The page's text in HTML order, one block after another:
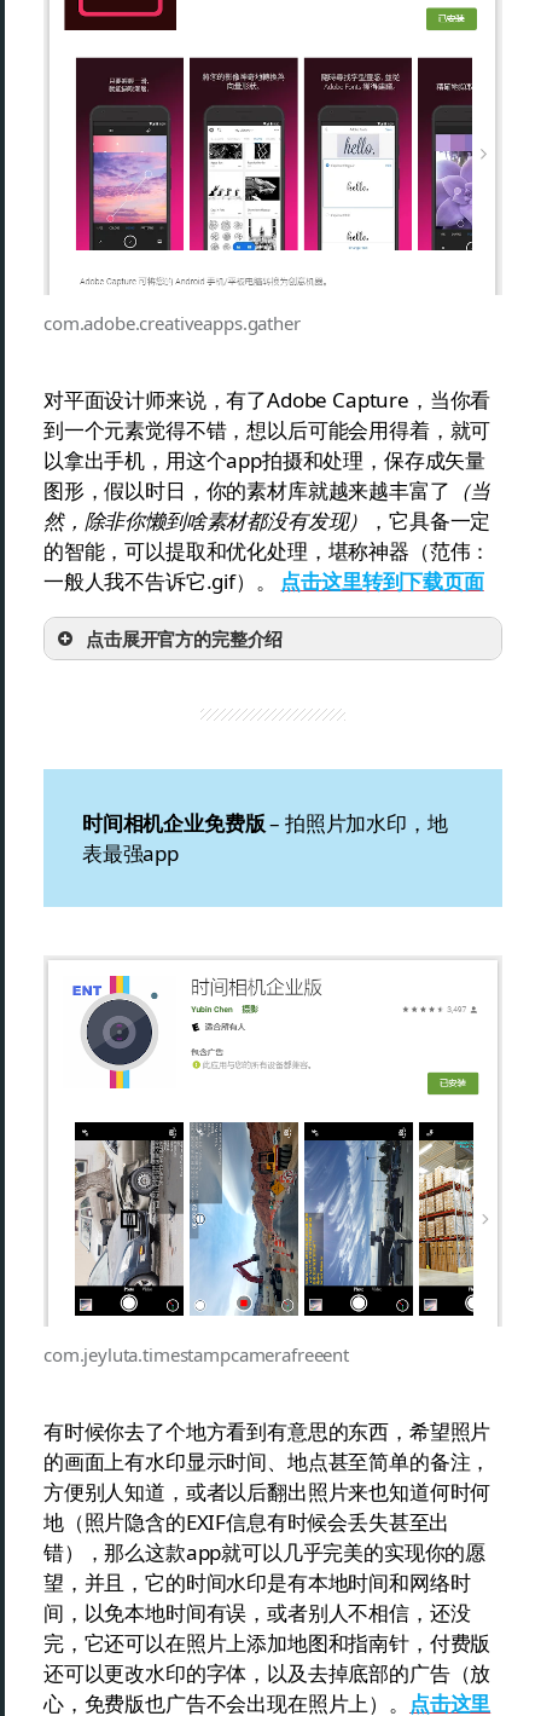
com.adobe.creativeapps.gather
对平面设计师来说，有了Adobe Capture，当你看
到一个元素觉得不错，想以后可能会用得着，就可
以拿出手机，用这个app拍摄和处理，保存成矢量
图形，假以时日，你的素材库就越来越丰富了 （当
然，除非你懒到啥素材都没有发现）
，它具备一定
的智能，可以提取和优化处理，堪称神器（范伟：
一般人我不告诉它.gif）。 点击这里转到下载页面
点击展开官方的完整介绍
时间相机企业免费版– 拍照片加水印，地
表最强app
com.jeyluta.timestampcamerafreeent
有时候你去了个地方看到有意思的东西，希望照片
的画面上有水印显示时间、地点甚至简单的备注，
方便别人知道，或者以后翻出照片来也知道何时何
地（照片隐含的EXIF信息有时候会丢失甚至出
错），那么这款app就可以几乎完美的实现你的愿
望，并且，它的时间水印是有本地时间和网络时
间，以免本地时间有误，或者别人不相信，还没
完，它还可以在照片上添加地图和指南针，付费版
还可以更改水印的字体，以及去掉底部的广告（放
心，免费版也广告不会出现在照片上）。 点击这里